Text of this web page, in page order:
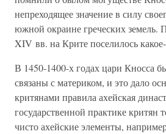
непреходящее значение в силу
южной окраине греческих
XIV вв. на Крите поселилось
В 1450-1400-х годах цари Кносса
связаны с материком, и это дало
критянами правила ахейская
государственной практике критян
чисто ахейские элементы,